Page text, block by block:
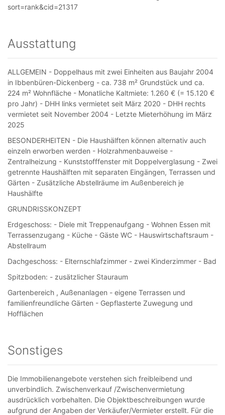
sort=rank&cid=21317
Ausstattung
ALLGEMEIN - Doppelhaus mit zwei Einheiten aus Baujahr 2004
in Ibbenbüren-Dickenberg - ca. 738 m² Grundstück und ca.
224 m² Wohnfläche - Monatliche Kaltmiete: 1.260 € (= 15.120 €
pro Jahr) - DHH links vermietet seit März 2020 - DHH rechts
vermietet seit November 2004 - Letzte Mieterhöhung im März
2025
BESONDERHEITEN - Die Haushälften können alternativ auch
einzeln erworben werden - Holzrahmenbauweise -
Zentralheizung - Kunststofffenster mit Doppelverglasung - Zwei
getrennte Haushälften mit separaten Eingängen, Terrassen und
Gärten - Zusätzliche Abstellräume im Außenbereich je
Haushälfte
GRUNDRISSKONZEPT
Erdgeschoss: - Diele mit Treppenaufgang - Wohnen Essen mit
Terrassenzugang - Küche - Gäste WC - Hauswirtschaftsraum -
Abstellraum
Dachgeschoss: - Elternschlafzimmer - zwei Kinderzimmer - Bad
Spitzboden: - zusätzlicher Stauraum
Gartenbereich , Außenanlagen - eigene Terrassen und
familienfreundliche Gärten - Gepflasterte Zuwegung und
Hofflächen
Sonstiges
Die Immobilienangebote verstehen sich freibleibend und
unverbindlich. Zwischenverkauf /Zwischenvermietung
ausdrücklich vorbehalten. Die Objektbeschreibungen wurde
aufgrund der Angaben der Verkäufer/Vermieter erstellt. Für die